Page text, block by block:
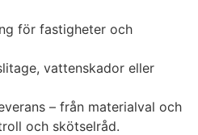
för fastigheter och
vattenskador eller
– från materialval och
och skötselråd.